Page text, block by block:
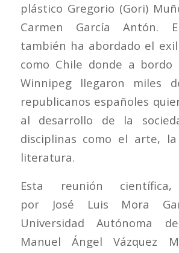
plástico Gregorio (Gori)
Carmen García Antón.
también ha abordado el
como Chile donde a bordo
Winnipeg llegaron miles
republicanos españoles
al desarrollo de la
disciplinas como el arte,
literatura.
Esta reunión científica,
por José Luis Mora
Universidad Autónoma
Manuel Ángel Vázquez